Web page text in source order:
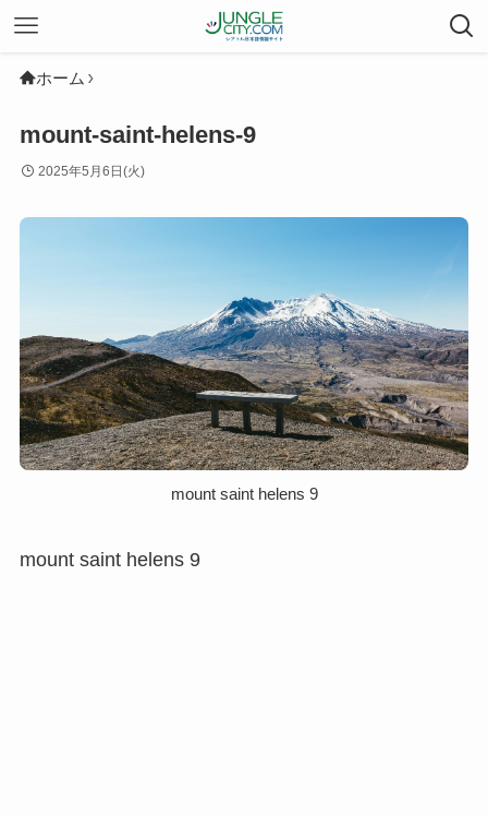
ホーム
mount-saint-helens-9
2025年5月6日(火)
mount saint helens 9
mount saint helens 9